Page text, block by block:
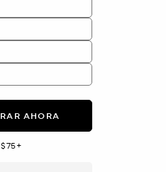
AHORA